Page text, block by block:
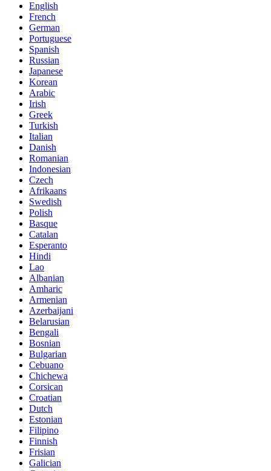
English
French
German
Portuguese
Spanish
Russian
Japanese
Korean
Arabic
Irish
Greek
Turkish
Italian
Danish
Romanian
Indonesian
Czech
Afrikaans
Swedish
Polish
Basque
Catalan
Esperanto
Hindi
Lao
Albanian
Amharic
Armenian
Azerbaijani
Belarusian
Bengali
Bosnian
Bulgarian
Cebuano
Chichewa
Corsican
Croatian
Dutch
Estonian
Filipino
Finnish
Frisian
Galician